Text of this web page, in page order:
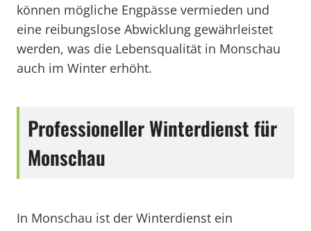
können mögliche Engpässe vermieden und
eine reibungslose Abwicklung gewährleistet
werden, was die Lebensqualität in Monschau
auch im Winter erhöht.
Professioneller Winterdienst für
Monschau
In Monschau ist der Winterdienst ein